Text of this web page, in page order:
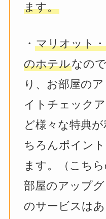
ます。
・ マリオット
のホテルなの
り、お部屋の
イトチェック
ど様々な特典
ちろんポイン
ます。（こち
部屋のアップ
のサービスはあ